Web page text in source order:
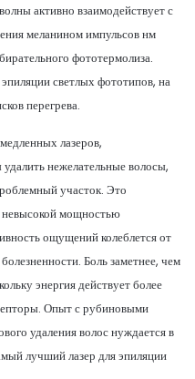
активно взаимодействует с
меланином импульсов нм
фототермолиза.
светлых фототипов, на
перегрева.
лазеров,
нежелательные волосы,
участок. Это
невысокой мощностью
ощущений колеблется от
Боль заметнее, чем
энергия действует более
Опыт с рубиновыми
удаления волос нуждается в
лучший лазер для эпиляции